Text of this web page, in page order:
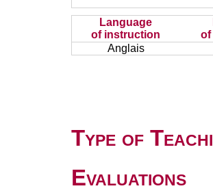
Language
of instruction
of
Anglais
Type of
Evaluations